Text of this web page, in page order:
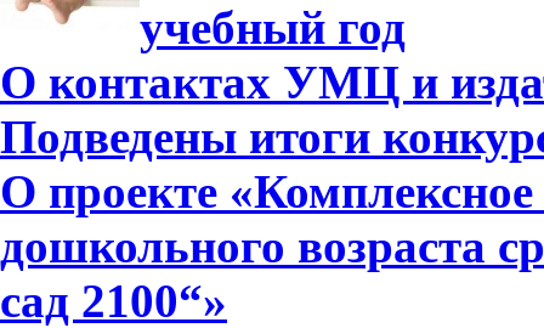
учебный год
О контактах УМЦ и
Подведены итоги
О проекте «Комплексное
дошкольного возраста
сад 2100“»